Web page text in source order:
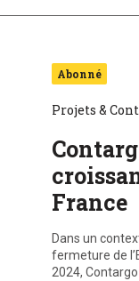
Abonné
Projets &
France
Dans un
fermeture de
2024,